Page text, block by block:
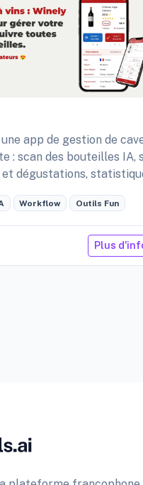
app de gestion de
: scan des bouteilles IA,
dégustations,
Workflow Outils Fun
Plus